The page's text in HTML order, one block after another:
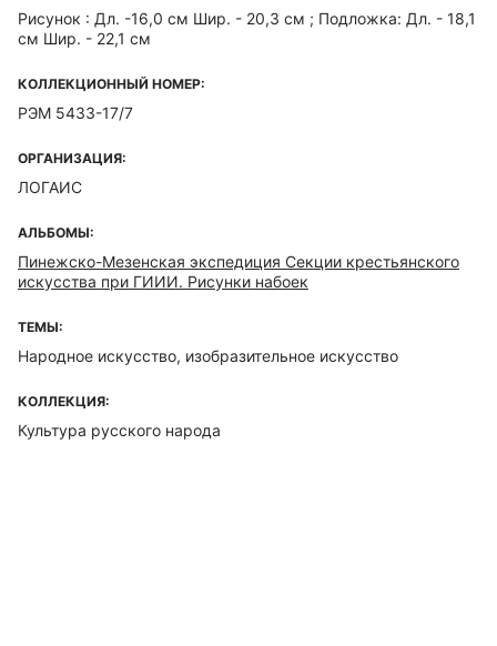
Рисунок : Дл. -16,0 см Шир. - 20,3 см ; Подложка: Дл. - 18,1
см Шир. - 22,1 см
КОЛЛЕКЦИОННЫЙ НОМЕР:
РЭМ 5433-17/7
ОРГАНИЗАЦИЯ:
ЛОГАИС
АЛЬБОМЫ:
Пинежско-Мезенская экспедиция Секции крестьянского
искусства при ГИИИ. Рисунки набоек
ТЕМЫ:
Народное искусство, изобразительное искусство
КОЛЛЕКЦИЯ:
Культура русского народа